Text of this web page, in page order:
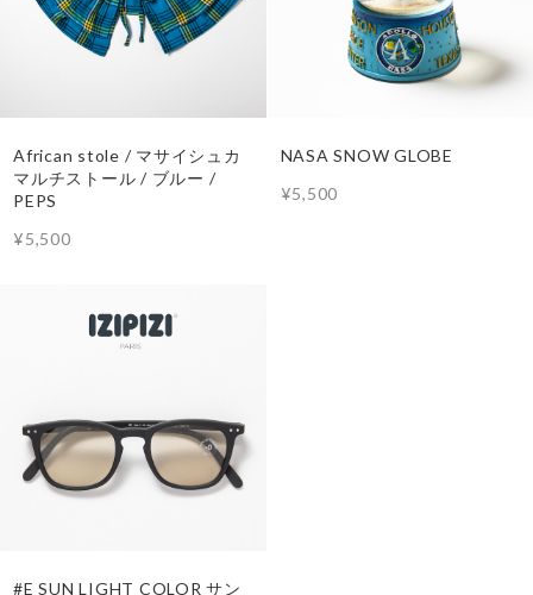
African stole / マサイシュカ
マルチストール / ブルー /
PEPS
¥5,500
NASA SNOW GLOBE
¥5,500
#E SUN LIGHT COLOR サン